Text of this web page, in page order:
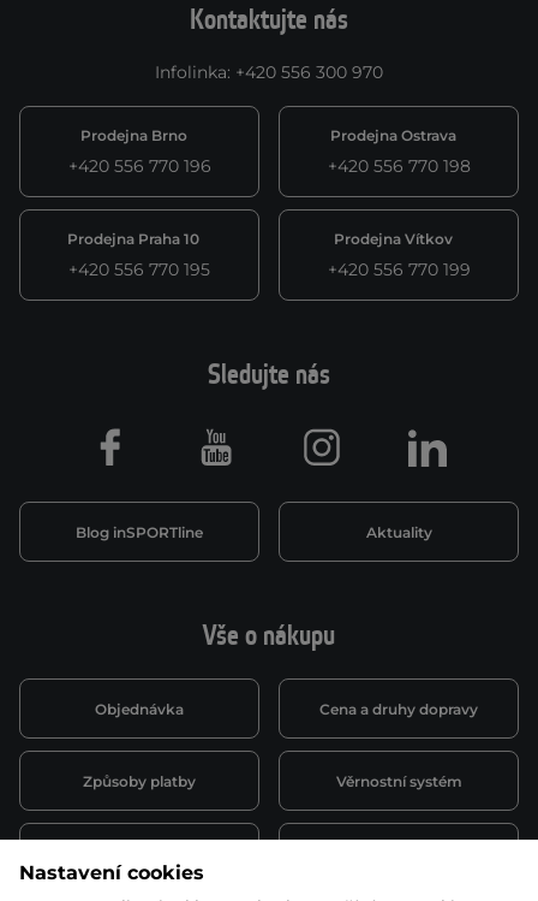
Kontaktujte nás
Infolinka: +420 556 300 970
Prodejna Brno
+420 556 770 196
Prodejna Ostrava
+420 556 770 198
Prodejna Praha 10
+420 556 770 195
Prodejna Vítkov
+420 556 770 199
Vše o nákupu
Objednávka Cena a druhy dopravy
Způsoby platby Věrnostní systém
Sledujte nás
Blog inSPORTline Aktuality
Facebook Youtube Instagram LinkedIn
Nastavení cookies